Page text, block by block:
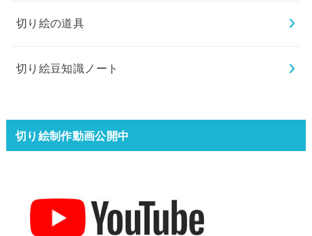
切り絵の道具
切り絵豆知識ノート
切り絵制作動画公開中